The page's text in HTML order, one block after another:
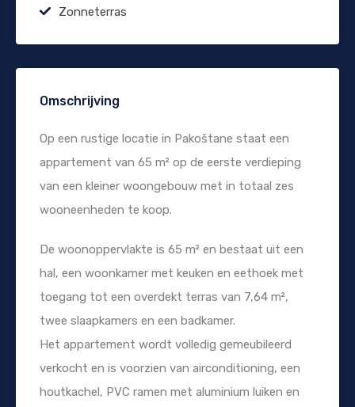
Zonneterras
Omschrijving
Op een rustige locatie in Pakoštane staat een
appartement van 65 m² op de eerste verdieping
van een kleiner woongebouw met in totaal zes
wooneenheden te koop.
De woonoppervlakte is 65 m² en bestaat uit een
hal, een woonkamer met keuken en eethoek met
toegang tot een overdekt terras van 7,64 m²,
twee slaapkamers en een badkamer.
Het appartement wordt volledig gemeubileerd
verkocht en is voorzien van airconditioning, een
houtkachel, PVC ramen met aluminium luiken en